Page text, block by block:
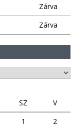
Zárva
Zárva
SZ
V
1
2